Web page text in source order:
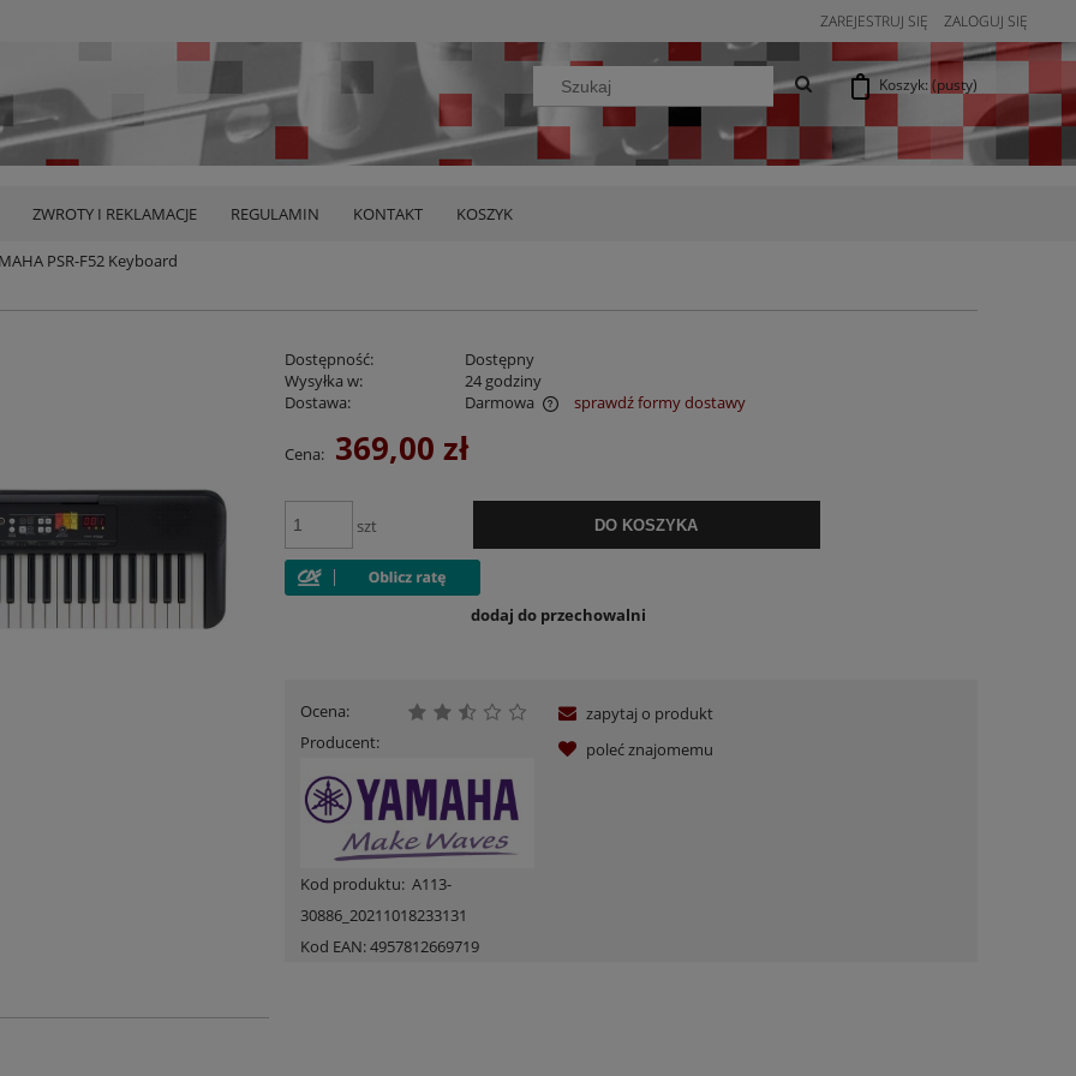
ZAREJESTRUJ SIĘ ZALOGUJ SIĘ
Koszyk: (pusty)
ZWROTY I REKLAMACJE REGULAMIN KONTAKT KOSZYK
PSR-F52 Keyboard
Dostępność:
Dostępny
Wysyłka w:
24 godziny
Dostawa:
Darmowa
Cena nie zawiera ewentualnych kosztów
sprawdź formy dostawy
Cena: 369,00 zł
szt DO KOSZYKA
dodaj do przechowalni
Ocena:
Producent:
Kod produktu: A113-
30886_20211018233131
Kod EAN:4957812669719
zapytaj o produkt
poleć znajomemu